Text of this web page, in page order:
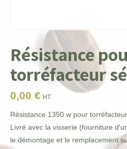
Résistance
torréfacteur
0,00 € HT
Résistance 1350 w pour
Livré avec la visserie (fourniture
le démontage et le remplacement